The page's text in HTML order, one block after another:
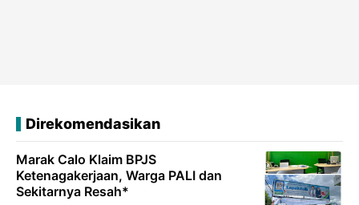
Direkomendasikan
Marak Calo Klaim BPJS
Ketenagakerjaan, Warga PALI dan
Sekitarnya Resah*